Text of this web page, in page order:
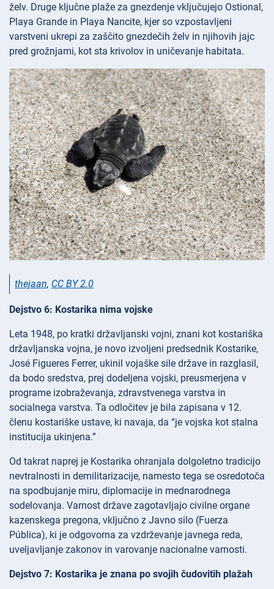
želv. Druge ključne plaže za gnezdenje vključujejo Ostional,
Playa Grande in Playa Nancite, kjer so vzpostavljeni
varstveni ukrepi za zaščito gnezdečih želv in njihovih jajc
pred grožnjami, kot sta krivolov in uničevanje habitata.
thejaan, CC BY 2.0
Dejstvo 6: Kostarika nima vojske
Leta 1948, po kratki državljanski vojni, znani kot kostariška
državljanska vojna, je novo izvoljeni predsednik Kostarike,
José Figueres Ferrer, ukinil vojaške sile države in razglasil,
da bodo sredstva, prej dodeljena vojski, preusmerjena v
programe izobraževanja, zdravstvenega varstva in
socialnega varstva. Ta odločitev je bila zapisana v 12.
členu kostariške ustave, ki navaja, da “je vojska kot stalna
institucija ukinjena.”
Od takrat naprej je Kostarika ohranjala dolgoletno tradicijo
nevtralnosti in demilitarizacije, namesto tega se osredotoča
na spodbujanje miru, diplomacije in mednarodnega
sodelovanja. Varnost države zagotavljajo civilne organe
kazenskega pregona, vključno z Javno silo (Fuerza
Pública), ki je odgovorna za vzdrževanje javnega reda,
uveljavljanje zakonov in varovanje nacionalne varnosti.
Dejstvo 7: Kostarika je znana po svojih čudovitih plažah